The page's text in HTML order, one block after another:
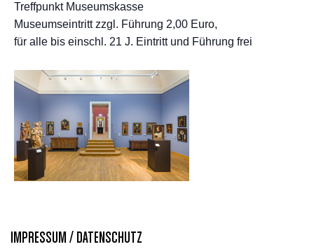
Treffpunkt Museumskasse
Museumseintritt zzgl. Führung 2,00 Euro,
für alle bis einschl. 21 J. Eintritt und Führung frei
IMPRESSUM / DATENSCHUTZ